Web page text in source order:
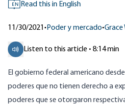
EN Read this in English
11/30/2021 • Poder y mercado•
Listen to this article • 8:14 min
El gobierno federal americano
poderes que no tienen derecho a
poderes que se otorgaron